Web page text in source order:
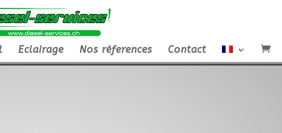
Eclairage Nos réferences Contact